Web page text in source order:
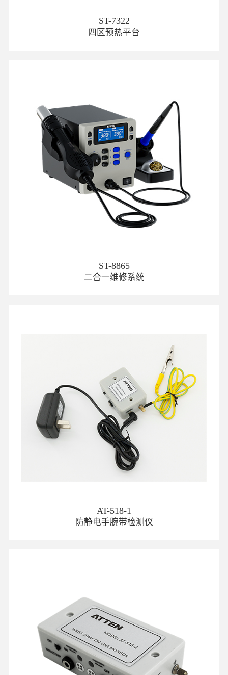
ST-7322
四区预热平台
ST-8865
二合一维修系统
AT-518-1
防静电手腕带检测仪